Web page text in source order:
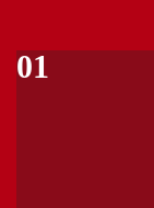
01